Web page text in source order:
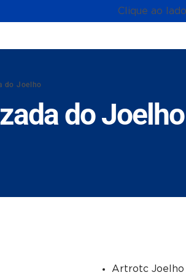
Clique ao
do Joelho
do Joelho
Artrotc Joelho